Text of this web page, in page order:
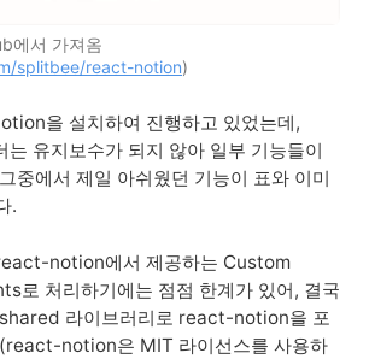
에서 가져옴
splitbee/react-notion)
을 설치하여 진행하고 있었는데,
유지보수가 되지 않아 일부 기능들이
중에서 제일 아쉬웠던 기능이 표와 이미
.
notion에서 제공하는 Custom
로 처리하기에는 점점 한계가 있어, 결국
라이브러리로 react-notion을 포
notion은 MIT 라이선스를 사용하